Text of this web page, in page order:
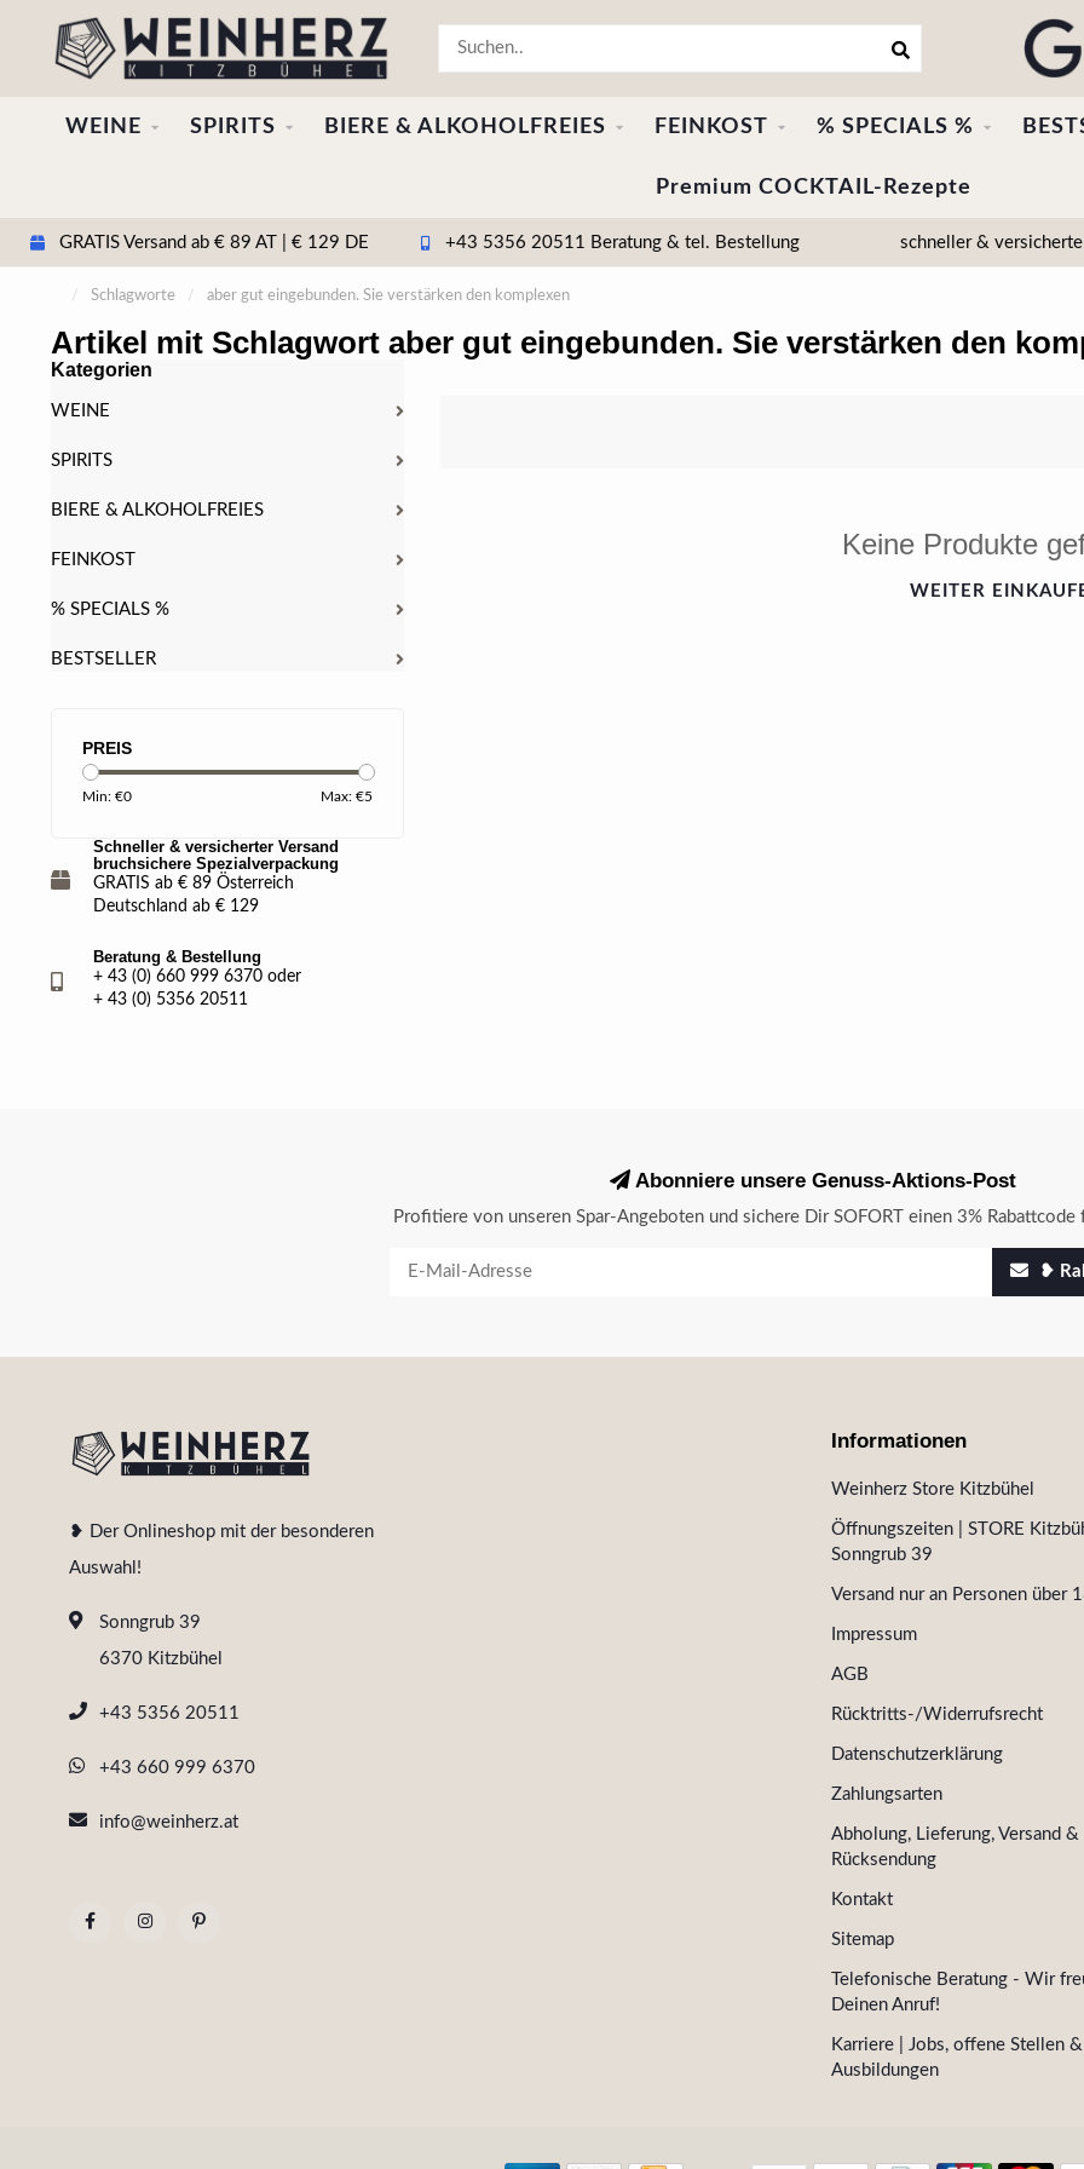
WEINE SPIRITS BIERE & ALKOHOLFREIES FEINKOST % SPECIALS %
Premium COCKTAIL-Rezepte
GRATIS Versand ab € 89 AT | € 129 DE +43 5356 20511 Beratung & tel. Bestellung schneller &
/ Schlagworte / aber gut eingebunden. Sie verstärken den komplexen
Artikel mit Schlagwort aber gut eingebunden. Sie verstärken den
PREIS
Min: €0 Max: €5
Kategorien
WEINE
SPIRITS
BIERE & ALKOHOLFREIES
FEINKOST
% SPECIALS %
BESTSELLER
Schneller & versicherter Versand
bruchsichere Spezialverpackung
GRATIS ab € 89 Österreich
Deutschland ab € 129
Beratung & Bestellung
+ 43 (0) 660 999 6370 oder
+ 43 (0) 5356 20511
Keine Produkte
WEITER
Abonniere unsere Genuss-Aktions-Post
Profitiere von unseren Spar-Angeboten und sichere Dir SOFORT einen 3% Rabattcode
❥
❥ Der Onlineshop mit der besonderen
Auswahl!
Sonngrub 39
6370 Kitzbühel
+43 5356 20511
+43 660 999 6370
info@weinherz.at
Informationen
Weinherz Store Kitzbühel
Öffnungszeiten | STORE
Sonngrub 39
Versand nur an Personen über
Impressum
AGB
Rücktritts-/Widerrufsrecht
Datenschutzerklärung
Zahlungsarten
Abholung, Lieferung, Versand &
Rücksendung
Kontakt
Sitemap
Telefonische Beratung - Wir
Deinen Anruf!
Karriere | Jobs, offene Stellen &
Ausbildungen